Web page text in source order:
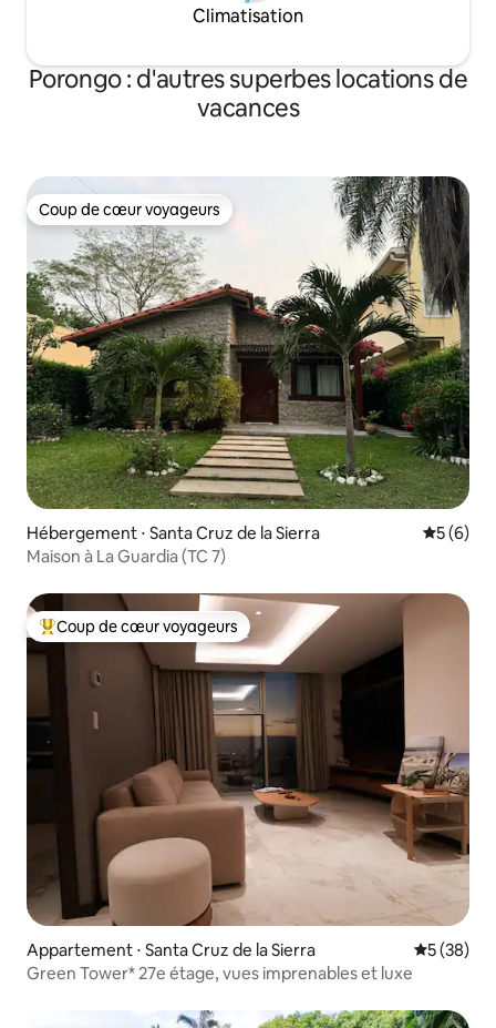
Climatisation
Porongo : d'autres superbes locations de
vacances
Coup de cœur voyageurs
Coup de cœur voyageurs
Hébergement ⋅ Santa Cruz de la Sierra
5 (6)
Maison à La Guardia (TC 7)
Coups de cœur voyageurs les plus appréciés
Coup de cœur voyageurs
Appartement ⋅ Santa Cruz de la Sierra
5 (38)
Green Tower* 27e étage, vues imprenables et luxe